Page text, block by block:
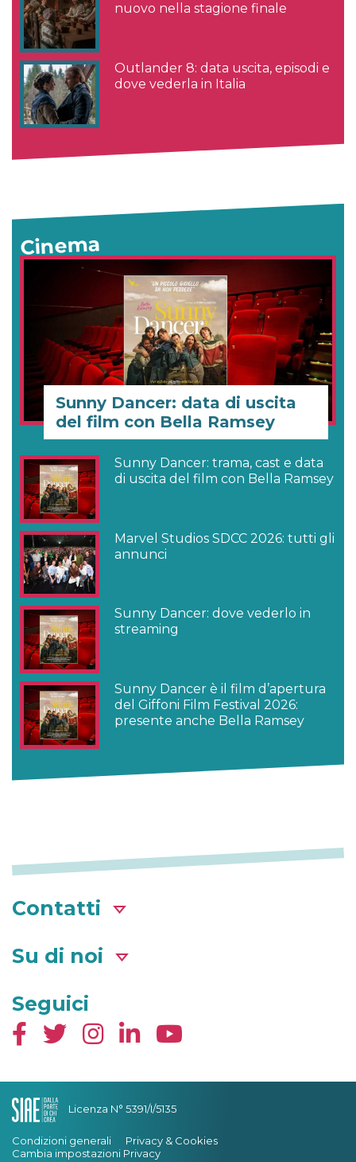
nuovo nella stagione finale
Outlander 8: data uscita, episodi e
dove vederla in Italia
Cinema
Sunny Dancer: data di uscita
del film con Bella Ramsey
Sunny Dancer: trama, cast e data
di uscita del film con Bella Ramsey
Marvel Studios SDCC 2026: tutti gli
annunci
Sunny Dancer: dove vederlo in
streaming
Sunny Dancer è il film d’apertura
del Giffoni Film Festival 2026:
presente anche Bella Ramsey
Contatti
Su di noi
Seguici
Licenza N° 5391/I/5135
Condizioni generali
Privacy & Cookies
Cambia impostazioni Privacy